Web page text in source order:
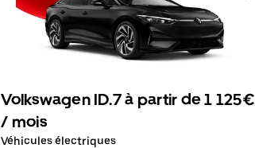
Volkswagen ID.7 à partir de 1 125€
/ mois
Véhicules électriques